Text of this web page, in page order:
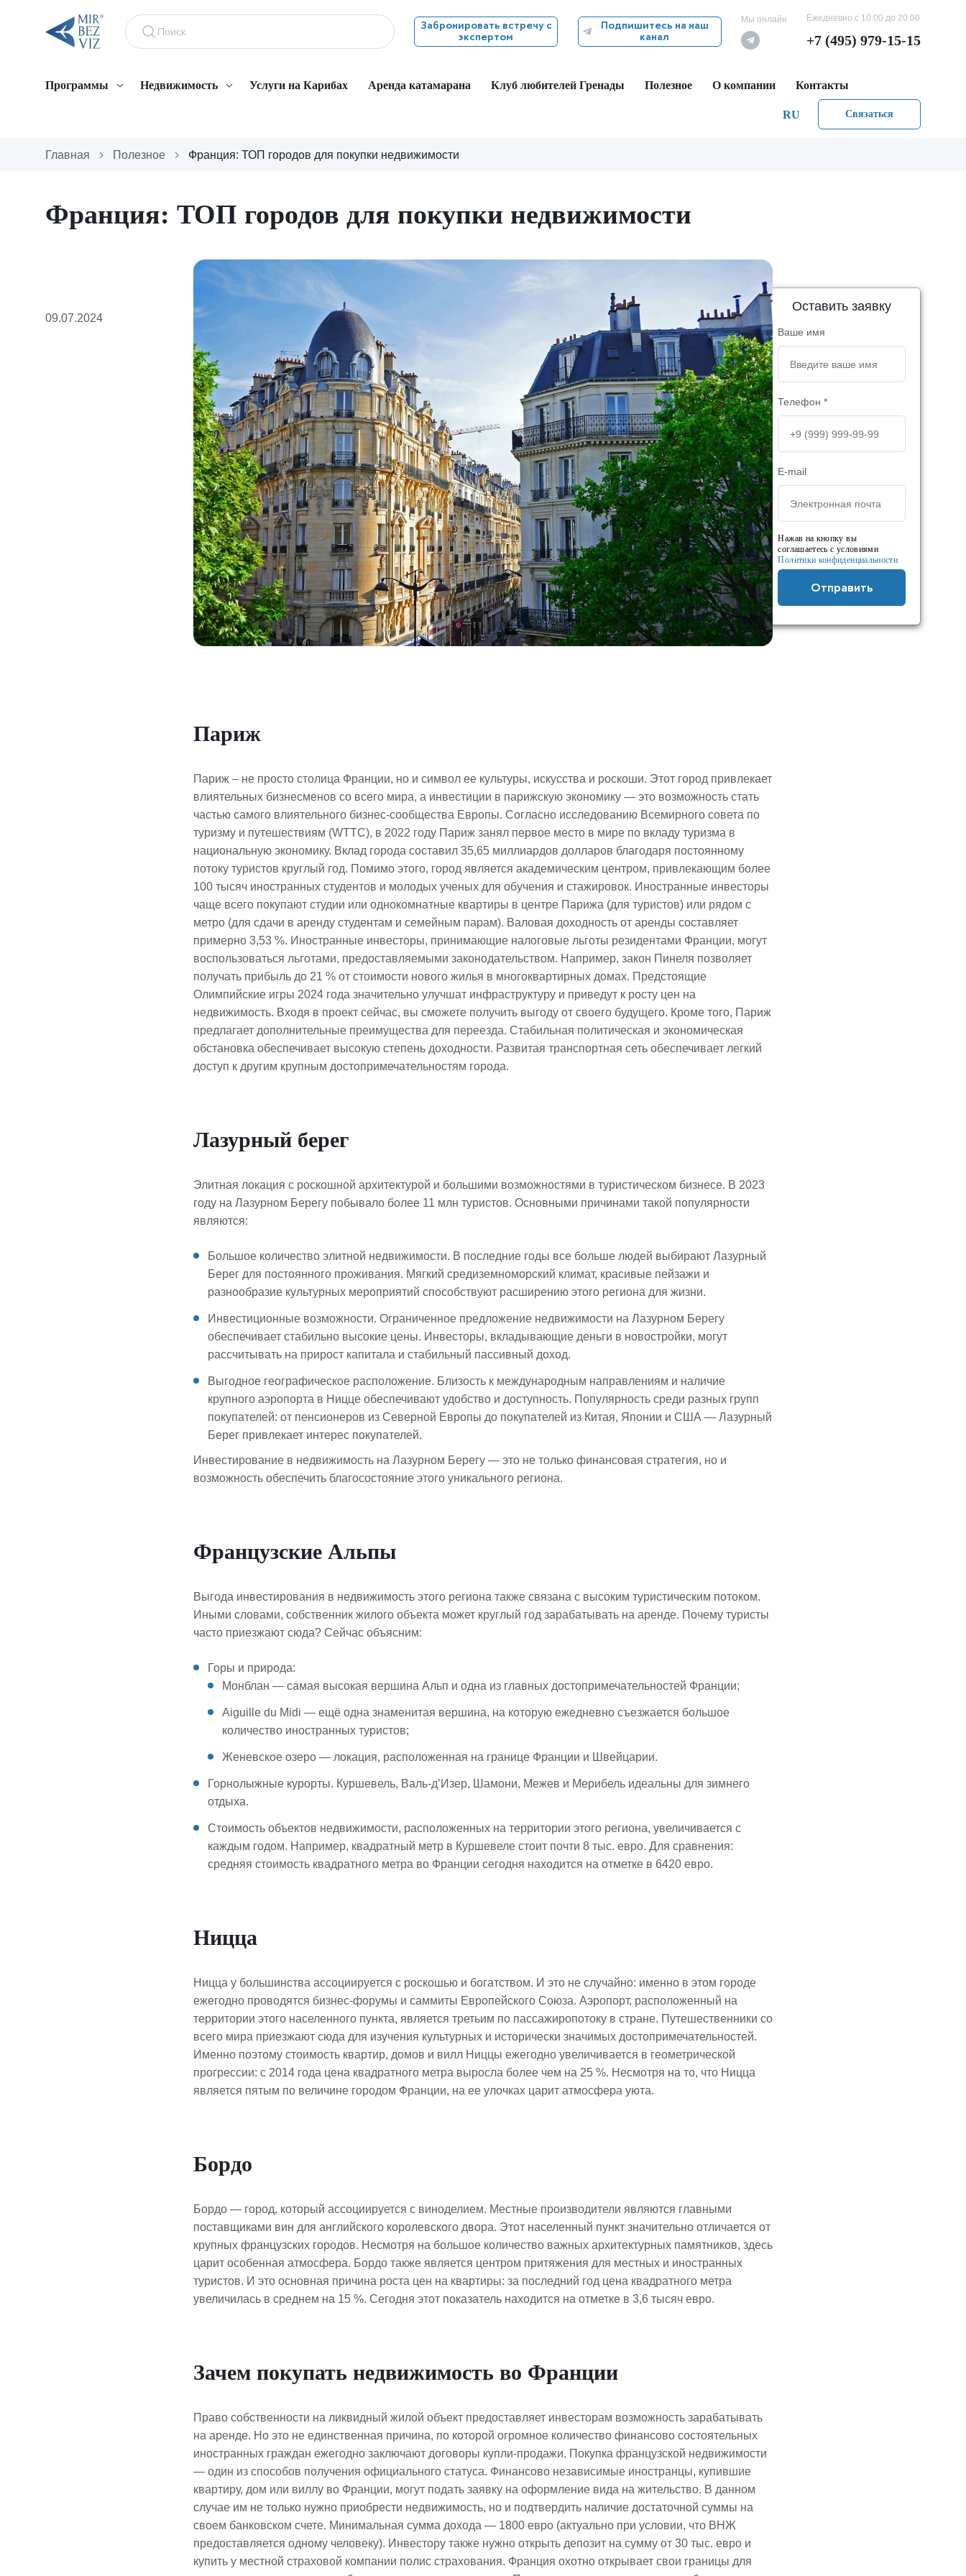
Забронировать встречу с
экспертом
Подпишитесь на наш
канал
Мы онлайн Ежедневно с 10.00 до 20.00
+7 (495) 979-15-15
Программы Недвижимость Услуги на Карибах Аренда катамарана Клуб любителей Гренады Полезное О компании Контакты
RU Связаться
Главная Полезное Франция: ТОП городов для покупки недвижимости
Франция: ТОП городов для покупки недвижимости
09.07.2024
Париж
Париж – не просто столица Франции, но и символ ее культуры, искусства и роскоши. Этот город привлекает
влиятельных бизнесменов со всего мира, а инвестиции в парижскую экономику — это возможность стать
частью самого влиятельного бизнес-сообщества Европы. Согласно исследованию Всемирного совета по
туризму и путешествиям (WTTC), в 2022 году Париж занял первое место в мире по вкладу туризма в
национальную экономику. Вклад города составил 35,65 миллиардов долларов благодаря постоянному
потоку туристов круглый год. Помимо этого, город является академическим центром, привлекающим более
100 тысяч иностранных студентов и молодых ученых для обучения и стажировок. Иностранные инвесторы
чаще всего покупают студии или однокомнатные квартиры в центре Парижа (для туристов) или рядом с
метро (для сдачи в аренду студентам и семейным парам). Валовая доходность от аренды составляет
примерно 3,53 %. Иностранные инвесторы, принимающие налоговые льготы резидентами Франции, могут
воспользоваться льготами, предоставляемыми законодательством. Например, закон Пинеля позволяет
получать прибыль до 21 % от стоимости нового жилья в многоквартирных домах. Предстоящие
Олимпийские игры 2024 года значительно улучшат инфраструктуру и приведут к росту цен на
недвижимость. Входя в проект сейчас, вы сможете получить выгоду от своего будущего. Кроме того, Париж
предлагает дополнительные преимущества для переезда. Стабильная политическая и экономическая
обстановка обеспечивает высокую степень доходности. Развитая транспортная сеть обеспечивает легкий
доступ к другим крупным достопримечательностям города.
Лазурный берег
Элитная локация с роскошной архитектурой и большими возможностями в туристическом бизнесе. В 2023
году на Лазурном Берегу побывало более 11 млн туристов. Основными причинами такой популярности
являются:
Большое количество элитной недвижимости. В последние годы все больше людей выбирают Лазурный
Берег для постоянного проживания. Мягкий средиземноморский климат, красивые пейзажи и
разнообразие культурных мероприятий способствуют расширению этого региона для жизни.
Инвестиционные возможности. Ограниченное предложение недвижимости на Лазурном Берегу
обеспечивает стабильно высокие цены. Инвесторы, вкладывающие деньги в новостройки, могут
рассчитывать на прирост капитала и стабильный пассивный доход.
Выгодное географическое расположение. Близость к международным направлениям и наличие
крупного аэропорта в Ницце обеспечивают удобство и доступность. Популярность среди разных групп
покупателей: от пенсионеров из Северной Европы до покупателей из Китая, Японии и США — Лазурный
Берег привлекает интерес покупателей.
Инвестирование в недвижимость на Лазурном Берегу — это не только финансовая стратегия, но и
возможность обеспечить благосостояние этого уникального региона.
Французские Альпы
Выгода инвестирования в недвижимость этого региона также связана с высоким туристическим потоком.
Иными словами, собственник жилого объекта может круглый год зарабатывать на аренде. Почему туристы
часто приезжают сюда? Сейчас объясним:
Горы и природа:
Монблан — самая высокая вершина Альп и одна из главных достопримечательностей Франции;
Aiguille du Midi — ещё одна знаменитая вершина, на которую ежедневно съезжается большое
количество иностранных туристов;
Женевское озеро — локация, расположенная на границе Франции и Швейцарии.
Горнолыжные курорты. Куршевель, Валь-д’Изер, Шамони, Межев и Мерибель идеальны для зимнего
отдыха.
Стоимость объектов недвижимости, расположенных на территории этого региона, увеличивается с
каждым годом. Например, квадратный метр в Куршевеле стоит почти 8 тыс. евро. Для сравнения:
средняя стоимость квадратного метра во Франции сегодня находится на отметке в 6420 евро.
Ницца
Ницца у большинства ассоциируется с роскошью и богатством. И это не случайно: именно в этом городе
ежегодно проводятся бизнес-форумы и саммиты Европейского Союза. Аэропорт, расположенный на
территории этого населенного пункта, является третьим по пассажиропотоку в стране. Путешественники со
всего мира приезжают сюда для изучения культурных и исторически значимых достопримечательностей.
Именно поэтому стоимость квартир, домов и вилл Ниццы ежегодно увеличивается в геометрической
прогрессии: с 2014 года цена квадратного метра выросла более чем на 25 %. Несмотря на то, что Ницца
является пятым по величине городом Франции, на ее улочках царит атмосфера уюта.
Бордо
Бордо — город, который ассоциируется с виноделием. Местные производители являются главными
поставщиками вин для английского королевского двора. Этот населенный пункт значительно отличается от
крупных французских городов. Несмотря на большое количество важных архитектурных памятников, здесь
царит особенная атмосфера. Бордо также является центром притяжения для местных и иностранных
туристов. И это основная причина роста цен на квартиры: за последний год цена квадратного метра
увеличилась в среднем на 15 %. Сегодня этот показатель находится на отметке в 3,6 тысяч евро.
Зачем покупать недвижимость во Франции
Право собственности на ликвидный жилой объект предоставляет инвесторам возможность зарабатывать
на аренде. Но это не единственная причина, по которой огромное количество финансово состоятельных
иностранных граждан ежегодно заключают договоры купли-продажи. Покупка французской недвижимости
— один из способов получения официального статуса. Финансово независимые иностранцы, купившие
квартиру, дом или виллу во Франции, могут подать заявку на оформление вида на жительство. В данном
случае им не только нужно приобрести недвижимость, но и подтвердить наличие достаточной суммы на
своем банковском счете. Минимальная сумма дохода — 1800 евро (актуально при условии, что ВНЖ
предоставляется одному человеку). Инвестору также нужно открыть депозит на сумму от 30 тыс. евро и
купить у местной страховой компании полис страхования. Франция охотно открывает свои границы для
Оставить заявку
Ваше имя
Телефон *
E-mail
Нажав на кнопку вы
соглашаетесь с условиями
Политики конфиденциальности
Отправить